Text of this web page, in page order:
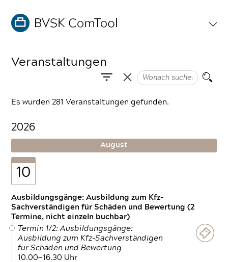
Veranstaltungen
Es wurden 281 Veranstaltungen gefunden.
2026
August
10
Ausbildungsgänge: Ausbildung zum Kfz-
Sachverständigen für Schäden und Bewertung (2
Termine, nicht einzeln buchbar)
Termin 1/2: Ausbildungsgänge:
Ausbildung zum Kfz-Sachverständigen
für Schäden und Bewertung
10.00—16.30 Uhr